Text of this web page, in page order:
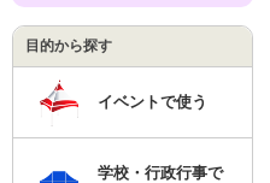
目的から探す
イベントで使う
学校・行政行事で